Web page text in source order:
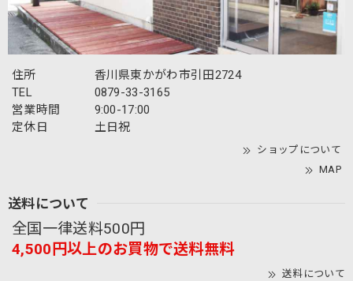
家や白鳥・引田、内職のお話など、東かがわ市
の手袋産業にまつわる懐かしい思い出をお聞か
せいただき、胸が熱くなりました。手袋の街の
歴史を支えてくださった地域の方々への感謝を
改めて感じております。 故郷の地から、これか
らも喜んでいただけるモノづくりを続けてまい
ります。お墓参りで香川にお越しの際は、ぜひ
お気軽にお立ち寄りくださいませ。お会いでき
モカ（茶）
2026/07/20
住所
香川県東かがわ市引田2724
TEL
0879-33-3165
営業時間
9:00-17:00
定休日
土日祝
ショップについて
MAP
送料について
全国一律送料500円
4,500円以上のお買物で送料無料
送料について